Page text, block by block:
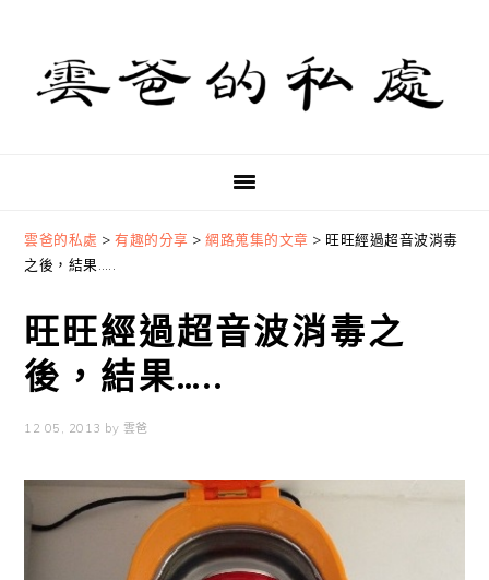
primary
navigation
content
primary
sidebar
雲爸的私處 >有趣的分享 >網路蒐集的文章 > 旺旺經過超音波消毒
之後，結果…..
旺旺經過超音波消毒之
後，結果…..
12 05, 2013 by 雲爸